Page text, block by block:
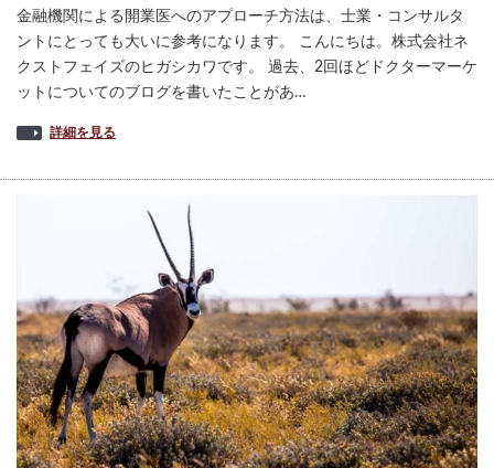
金融機関による開業医へのアプローチ方法は、士業・コンサルタ
ントにとっても大いに参考になります。 こんにちは。株式会社ネ
クストフェイズのヒガシカワです。 過去、2回ほどドクターマーケ
ットについてのブログを書いたことがあ…
詳細を見る